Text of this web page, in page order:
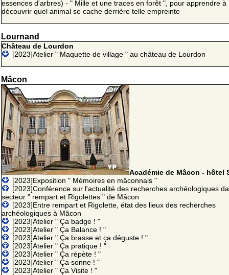
essences d'arbres) - " Mille et une traces en forêt ", pour apprendre à
découvrir quel animal se cache derrière telle empreinte
Lournand
Château de Lourdon
[2023]Atelier " Maquette de village " au château de Lourdon
Mâcon
Académie de Mâcon - hôtel
[2023]Exposition " Mémoires en mâconnais "
[2023]Conférence sur l'actualité des recherches archéologiques
secteur " rempart et Rigolettes " de Mâcon
[2023]Entre rempart et Rigolette, état des lieux des recherches
archéologiques à Mâcon
[2023]Atelier " Ça badge ! "
[2023]Atelier " Ça Balance ! "
[2023]Atelier " Ça brasse et ça déguste ! "
[2023]Atelier " Ça pratique ! "
[2023]Atelier " Ça répète ! "
[2023]Atelier " Ça sonne ! "
[2023]Atelier " Ça Visite ! "